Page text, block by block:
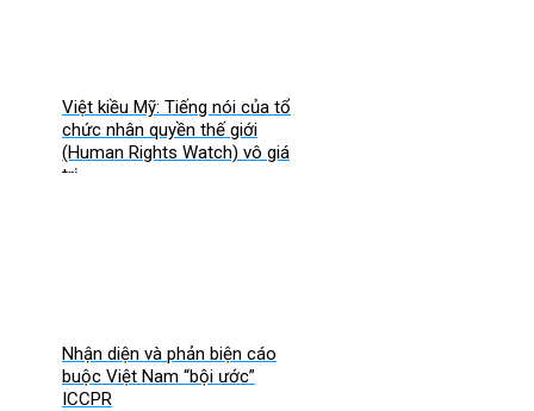
Việt kiều Mỹ: Tiếng nói của tổ
chức nhân quyền thế giới
(Human Rights Watch) vô giá
trị
Nhận diện và phản biện cáo
buộc Việt Nam “bội ước”
ICCPR